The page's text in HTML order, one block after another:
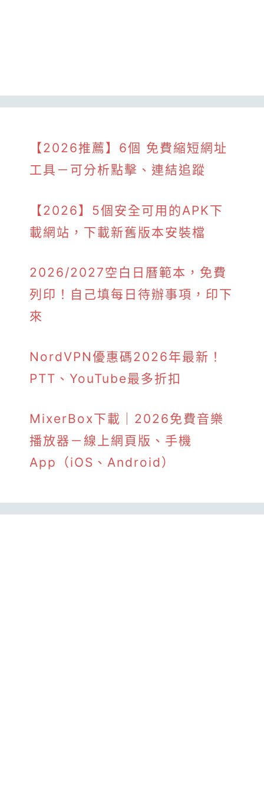
【2026推薦】6個 免費縮短網址
工具－可分析點擊、連結追蹤
【2026】5個安全可用的APK下
載網站，下載新舊版本安裝檔
2026/2027空白日曆範本，免費
列印！自己填每日待辦事項，印下
來
NordVPN優惠碼2026年最新！
PTT、YouTube最多折扣
MixerBox下載｜2026免費音樂
播放器－線上網頁版、手機
App（iOS、Android）